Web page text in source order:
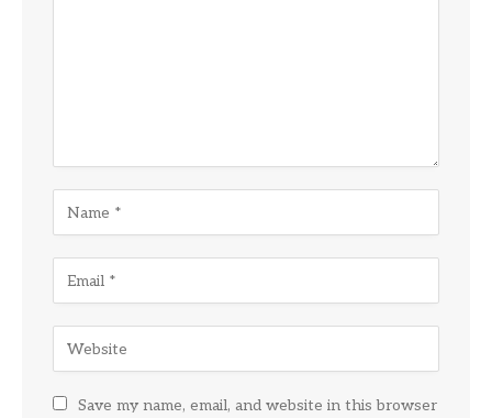
Save my name, email, and website in this browser